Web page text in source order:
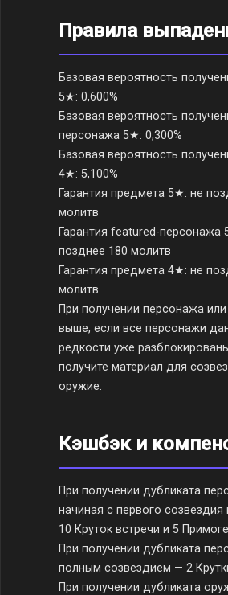
Правила
Базовая вероятность
5★: 0,600%
Базовая вероятность
персонажа 5★: 0,300%
Базовая вероятность
4★: 5,100%
Гарантия предмета 5★: не
молитв
Гарантия featured-персонажа
позднее 180 молитв
Гарантия предмета 4★: не
молитв
При получении персонажа
выше, если все персонажи
редкости уже
получите материал для
оружие.
Кэшбэк и
При получении дубликата
начиная с первого созвездия
10 Круток встречи и 5
При получении дубликата
полным созвездием — 2
При получении дубликата